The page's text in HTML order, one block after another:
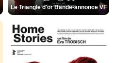
Le Triangle d'or Bande-annonce VF